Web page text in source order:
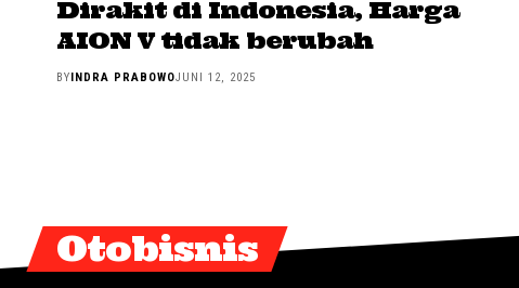
Dirakit di Indonesia, Harga
AION V tidak berubah
BY INDRA PRABOWOJUNI 12, 2025
Otobisnis